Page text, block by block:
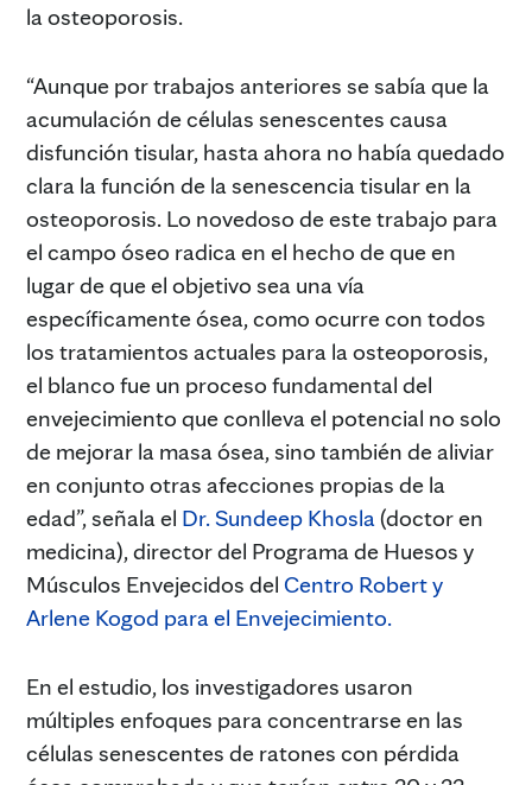
la osteoporosis.
“Aunque por trabajos anteriores se sabía que la
acumulación de células senescentes causa
disfunción tisular, hasta ahora no había quedado
clara la función de la senescencia tisular en la
osteoporosis. Lo novedoso de este trabajo para
el campo óseo radica en el hecho de que en
lugar de que el objetivo sea una vía
específicamente ósea, como ocurre con todos
los tratamientos actuales para la osteoporosis,
el blanco fue un proceso fundamental del
envejecimiento que conlleva el potencial no solo
de mejorar la masa ósea, sino también de aliviar
en conjunto otras afecciones propias de la
edad”, señala el Dr. Sundeep Khosla(doctor en
medicina), director del Programa de Huesos y
Músculos Envejecidos del Centro Robert y
Arlene Kogod para el Envejecimiento.
En el estudio, los investigadores usaron
múltiples enfoques para concentrarse en las
células senescentes de ratones con pérdida